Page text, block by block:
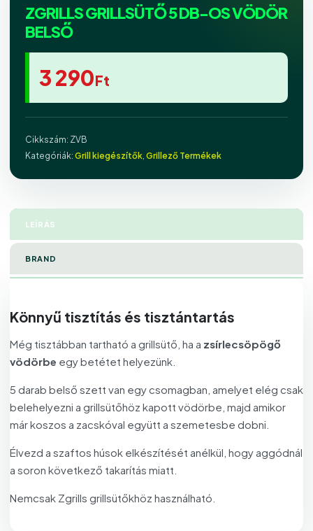
ZGRILLS GRILLSÜTŐ 5 DB-OS VÖDÖR
BELSŐ
3 290Ft
Cikkszám: ZVB
Kategóriák: Grill kiegészítők, Grillező Termékek
LEÍRÁS
BRAND
Könnyű tisztítás és tisztántartás
Még tisztábban tartható a grillsütő, ha a zsírlecsöpögő
vödörbe egy betétet helyezünk.
5 darab belső szett van egy csomagban, amelyet elég csak
belehelyezni a grillsütőhöz kapott vödörbe, majd amikor
már koszos a zacskóval együtt a szemetesbe dobni.
Élvezd a szaftos húsok elkészítését anélkül, hogy aggódnál
a soron következő takarítás miatt.
Nemcsak Zgrills grillsütőkhöz használható.